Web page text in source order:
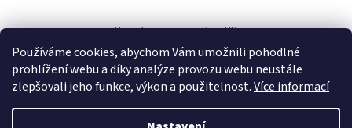
Používáme cookies, abychom Vám umožnili pohodlné
prohlížení webu a díky analýze provozu webu neustále
zlepšovali jeho funkce, výkon a použitelnost.Více informací
BrewTaurus.com BeerUP